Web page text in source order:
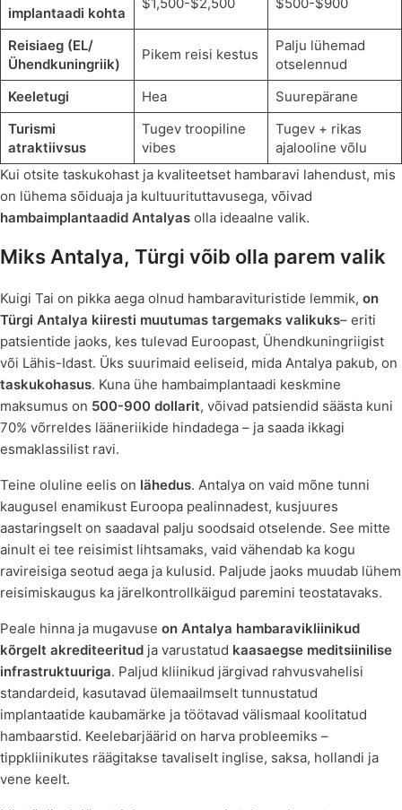
implantaadi kohta
Reisiaeg (EL/
Ühendkuningriik)
Pikem reisi kestus
Palju lühemad
otselennud
Keeletugi
Hea
Suurepärane
Turismi
atraktiivsus
Tugev troopiline
vibes
Tugev + rikas
ajalooline võlu
Kui otsite taskukohast ja kvaliteetset hambaravi lahendust, mis
on lühema sõiduaja ja kultuurituttavusega, võivad
hambaimplantaadid Antalyas olla ideaalne valik.
Miks Antalya, Türgi võib olla parem valik
Kuigi Tai on pikka aega olnud hambaravituristide lemmik, on
Türgi Antalya kiiresti muutumas targemaks valikuks– eriti
patsientide jaoks, kes tulevad Euroopast, Ühendkuningriigist
või Lähis-Idast. Üks suurimaid eeliseid, mida Antalya pakub, on
taskukohasus. Kuna ühe hambaimplantaadi keskmine
maksumus on 500-900 dollarit, võivad patsiendid säästa kuni
70% võrreldes lääneriikide hindadega – ja saada ikkagi
esmaklassilist ravi.
Teine oluline eelis on lähedus. Antalya on vaid mõne tunni
kaugusel enamikust Euroopa pealinnadest, kusjuures
aastaringselt on saadaval palju soodsaid otselende. See mitte
ainult ei tee reisimist lihtsamaks, vaid vähendab ka kogu
ravireisiga seotud aega ja kulusid. Paljude jaoks muudab lühem
reisimiskaugus ka järelkontrollkäigud paremini teostatavaks.
Peale hinna ja mugavuse on Antalya hambaravikliinikud
kõrgelt akrediteeritud ja varustatud kaasaegse meditsiinilise
infrastruktuuriga. Paljud kliinikud järgivad rahvusvahelisi
standardeid, kasutavad ülemaailmselt tunnustatud
implantaatide kaubamärke ja töötavad välismaal koolitatud
hambaarstid. Keelebarjäärid on harva probleemiks –
tippkliinikutes räägitakse tavaliselt inglise, saksa, hollandi ja
vene keelt.